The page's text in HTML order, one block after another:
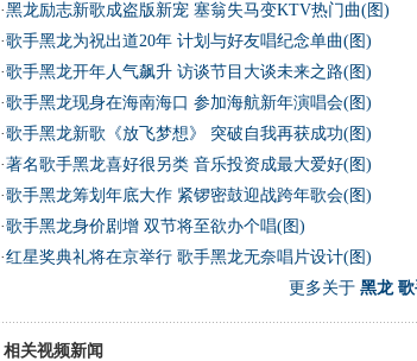
·黑龙励志新歌成盗版新宠 塞翁失马变KTV热门曲(图)
·歌手黑龙为祝出道20年 计划与好友唱纪念单曲(图)
·歌手黑龙开年人气飙升 访谈节目大谈未来之路(图)
·歌手黑龙现身在海南海口 参加海航新年演唱会(图)
·歌手黑龙新歌《放飞梦想》 突破自我再获成功(图)
·著名歌手黑龙喜好很另类 音乐投资成最大爱好(图)
·歌手黑龙筹划年底大作 紧锣密鼓迎战跨年歌会(图)
·歌手黑龙身价剧增 双节将至欲办个唱(图)
·红星奖典礼将在京举行 歌手黑龙无奈唱片设计(图)
更多关于 黑龙 歌
相关视频新闻